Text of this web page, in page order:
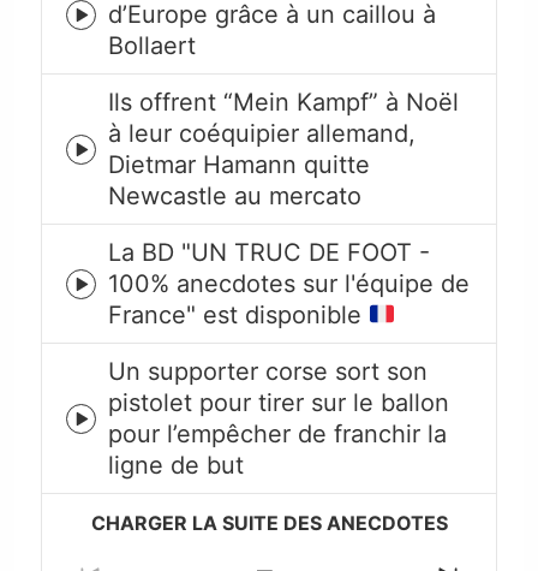
Episode
play
icon
d’Europe grâce à un caillou à
Bollaert
Episode
play
icon
Ils offrent “Mein Kampf” à Noël
à leur coéquipier allemand,
Dietmar Hamann quitte
Newcastle au mercato
Episode
play
icon
La BD "UN TRUC DE FOOT -
100% anecdotes sur l'équipe de
France" est disponible
Episode
play
icon
Un supporter corse sort son
pistolet pour tirer sur le ballon
pour l’empêcher de franchir la
ligne de but